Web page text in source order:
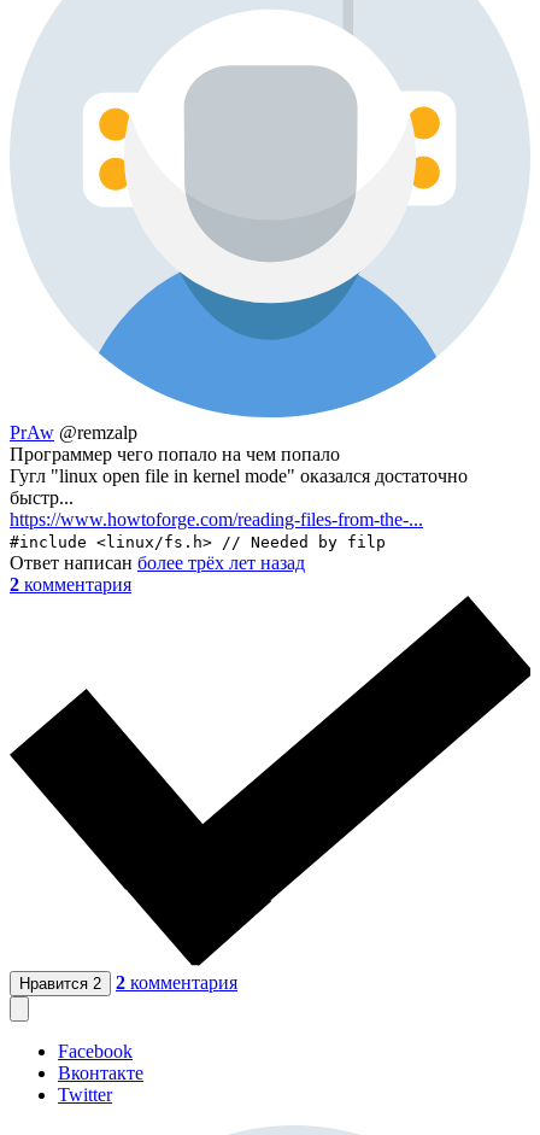
PrAw @remzalp
Программер чего попало на чем попало
Гугл "linux open file in kernel mode" оказался достаточно
быстр...
https://www.howtoforge.com/reading-files-from-the-...
#include <linux/fs.h> // Needed by filp
Ответ написан более трёх лет назад
2 комментария
Нравится 2 2 комментария
Facebook
Вконтакте
Twitter